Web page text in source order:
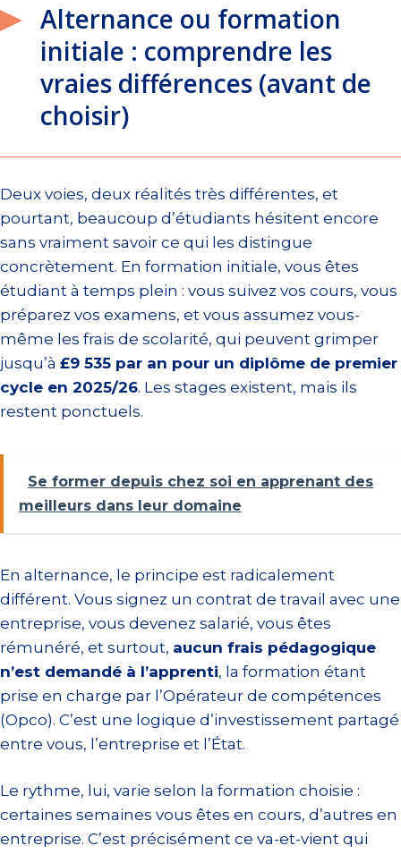
Alternance ou formation
initiale : comprendre les
vraies différences (avant de
choisir)
Deux voies, deux réalités très différentes, et
pourtant, beaucoup d’étudiants hésitent encore
sans vraiment savoir ce qui les distingue
concrètement. En formation initiale, vous êtes
étudiant à temps plein : vous suivez vos cours, vous
préparez vos examens, et vous assumez vous-
même les frais de scolarité, qui peuvent grimper
jusqu’à £9 535 par an pour un diplôme de premier
cycle en 2025/26. Les stages existent, mais ils
restent ponctuels.
Se former depuis chez soi en apprenant des
meilleurs dans leur domaine
En alternance, le principe est radicalement
différent. Vous signez un contrat de travail avec une
entreprise, vous devenez salarié, vous êtes
rémunéré, et surtout, aucun frais pédagogique
n’est demandé à l’apprenti, la formation étant
prise en charge par l’Opérateur de compétences
(Opco). C’est une logique d’investissement partagé
entre vous, l’entreprise et l’État.
Le rythme, lui, varie selon la formation choisie :
certaines semaines vous êtes en cours, d’autres en
entreprise. C’est précisément ce va-et-vient qui